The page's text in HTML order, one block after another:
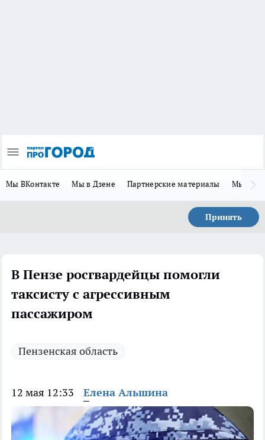
Мы ВКонтакте Мы в Дзене Партнерские материалы Мы в
Принять
В Пензе росгвардейцы помогли
таксисту с агрессивным
пассажиром
Пензенская область
12 мая 12:33 Елена Альшина